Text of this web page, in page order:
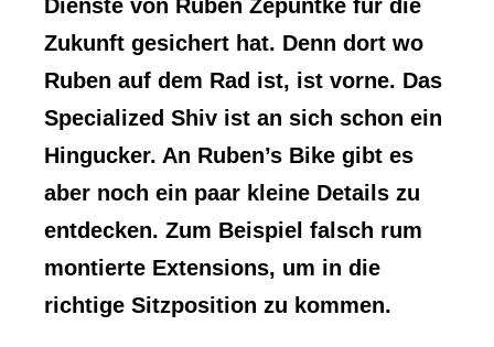
Dienste von Ruben Zepuntke für die
Zukunft gesichert hat. Denn dort wo
Ruben auf dem Rad ist, ist vorne. Das
Specialized Shiv ist an sich schon ein
Hingucker. An Ruben’s Bike gibt es
aber noch ein paar kleine Details zu
entdecken. Zum Beispiel falsch rum
montierte Extensions, um in die
richtige Sitzposition zu kommen.